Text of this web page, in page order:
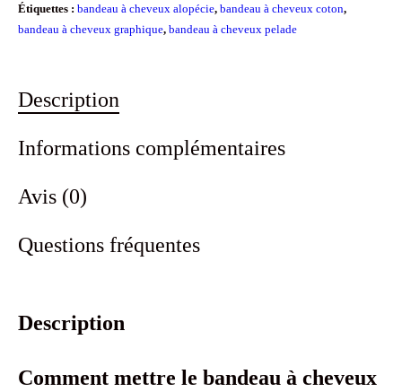
Étiquettes : bandeau à cheveux alopécie, bandeau à cheveux coton,
bandeau à cheveux graphique, bandeau à cheveux pelade
Description
Informations complémentaires
Avis (0)
Questions fréquentes
Description
Comment mettre le bandeau à cheveux